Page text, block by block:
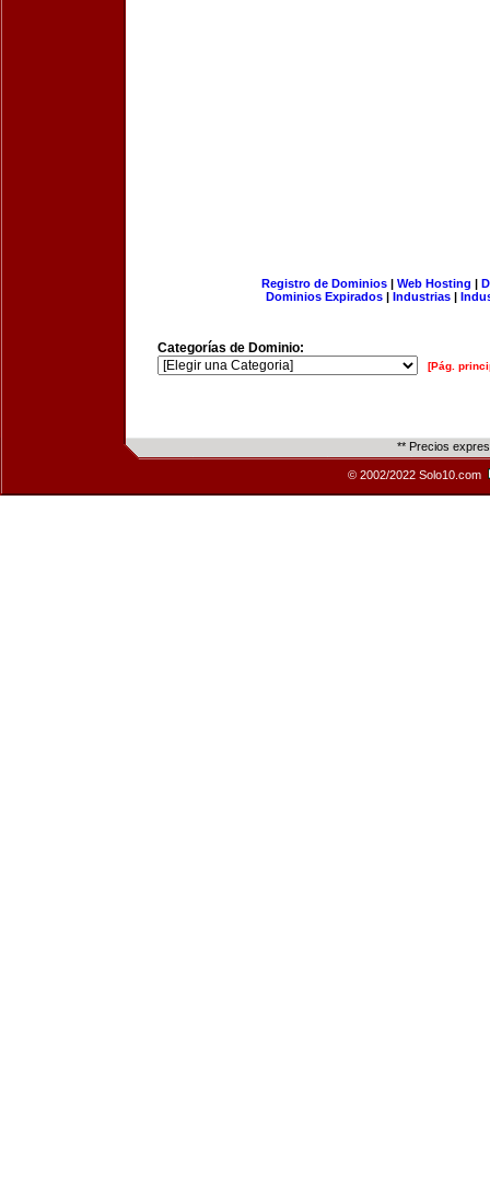
Registro de Dominios| Web Hosting |
Dominios Expirados | Industrias |
Categorías de Dominio:
[Pág.
** Precios
© 2002/2022 Solo10.com